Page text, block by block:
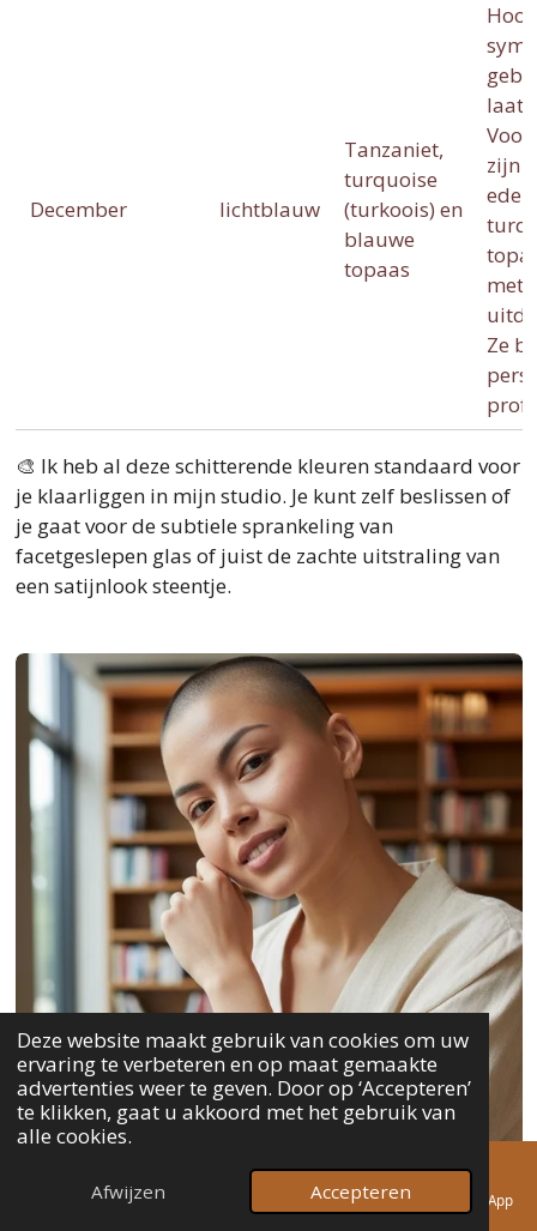
Deze website maakt gebruik van cookies om uw
ervaring te verbeteren en op maat gemaakte
advertenties weer te geven. Door op ‘Accepteren’
te klikken, gaat u akkoord met het gebruik van
alle cookies.
Afwijzen Accepteren
December lichtblauw
Tanzaniet,
turquoise
(turkoois) en
blauwe
topaas
Voor
zijn
met
Ze
🎨 Ik heb al deze schitterende kleuren standaard voor
je klaarliggen in mijn studio. Je kunt zelf beslissen of
je gaat voor de subtiele sprankeling van
facetgeslepen glas of juist de zachte uitstraling van
een satijnlook steentje.
E-mailadres Telefoonnummer Kaart Instagram WhatsApp